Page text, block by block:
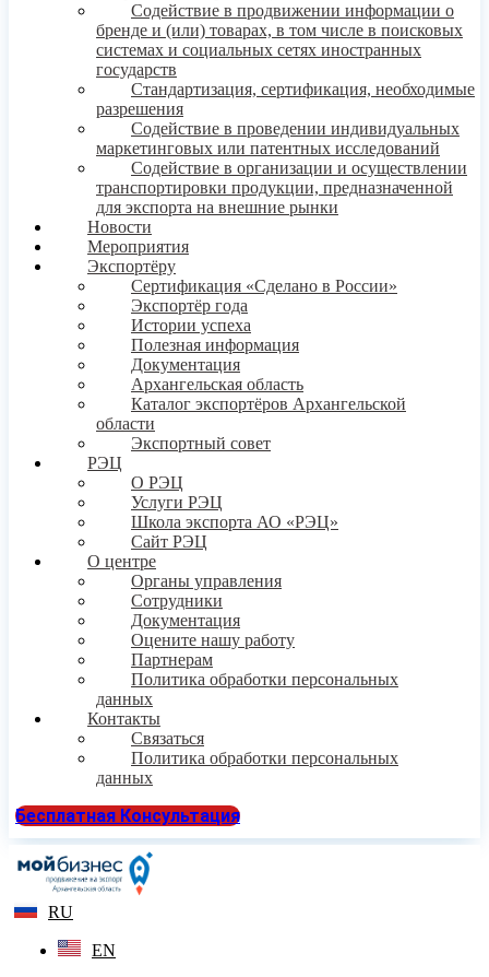
Содействие в продвижении информации о
бренде и (или) товарах, в том числе в поисковых
системах и социальных сетях иностранных
государств
Стандартизация, сертификация, необходимые
разрешения
Содействие в проведении индивидуальных
маркетинговых или патентных исследований
Содействие в организации и осуществлении
транспортировки продукции, предназначенной
для экспорта на внешние рынки
Новости
Мероприятия
Экспортёру
Сертификация «Сделано в России»
Экспортёр года
Истории успеха
Полезная информация
Документация
Архангельская область
Каталог экспортёров Архангельской
области
Экспортный совет
РЭЦ
О РЭЦ
Услуги РЭЦ
Школа экспорта АО «РЭЦ»
Сайт РЭЦ
О центре
Органы управления
Сотрудники
Документация
Оцените нашу работу
Партнерам
Политика обработки персональных
данных
Контакты
Связаться
Политика обработки персональных
данных
Бесплатная Консультация
RU
EN